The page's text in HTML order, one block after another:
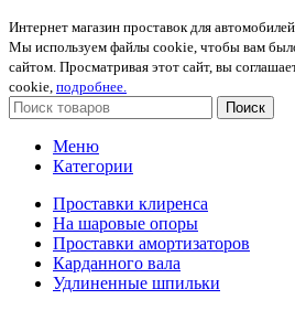
Интернет магазин проставок для
Мы используем файлы cookie, чтобы вам
сайтом. Просматривая этот сайт, вы
cookie, подробнее.
Поиск
Меню
Категории
Проставки клиренса
На шаровые опоры
Проставки амортизаторов
Карданного вала
Удлиненные шпильки